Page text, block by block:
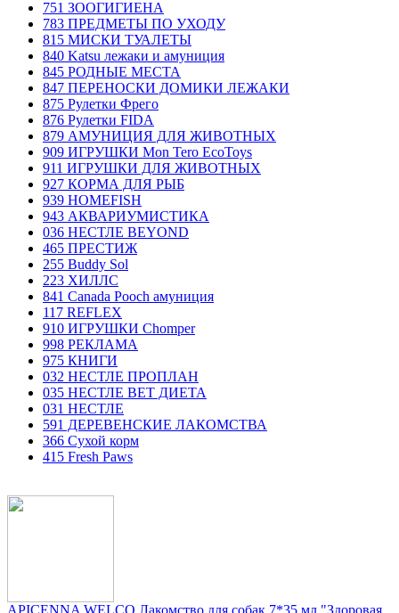
751 ЗООГИГИЕНА
783 ПРЕДМЕТЫ ПО УХОДУ
815 МИСКИ ТУАЛЕТЫ
840 Katsu лежаки и амуниция
845 РОДНЫЕ МЕСТА
847 ПЕРЕНОСКИ ДОМИКИ ЛЕЖАКИ
875 Рулетки Фрего
876 Рулетки FIDA
879 АМУНИЦИЯ ДЛЯ ЖИВОТНЫХ
909 ИГРУШКИ Mon Tero EcoToys
911 ИГРУШКИ ДЛЯ ЖИВОТНЫХ
927 КОРМА ДЛЯ РЫБ
939 HOMEFISH
943 АКВАРИУМИСТИКА
036 НЕСТЛЕ BEYOND
465 ПРЕСТИЖ
255 Buddy Sol
223 ХИЛЛC
841 Canada Poоch амуниция
117 REFLEX
910 ИГРУШКИ Chomper
998 РЕКЛАМА
975 КНИГИ
032 НЕСТЛЕ ПРОПЛАН
035 НЕСТЛЕ ВЕТ ДИЕТА
031 НЕСТЛЕ
591 ДЕРЕВЕНСКИЕ ЛАКОМСТВА
366 Сухой корм
415 Fresh Paws
APICENNA WELCO Лакомство для собак 7*35 мл "Здоровая